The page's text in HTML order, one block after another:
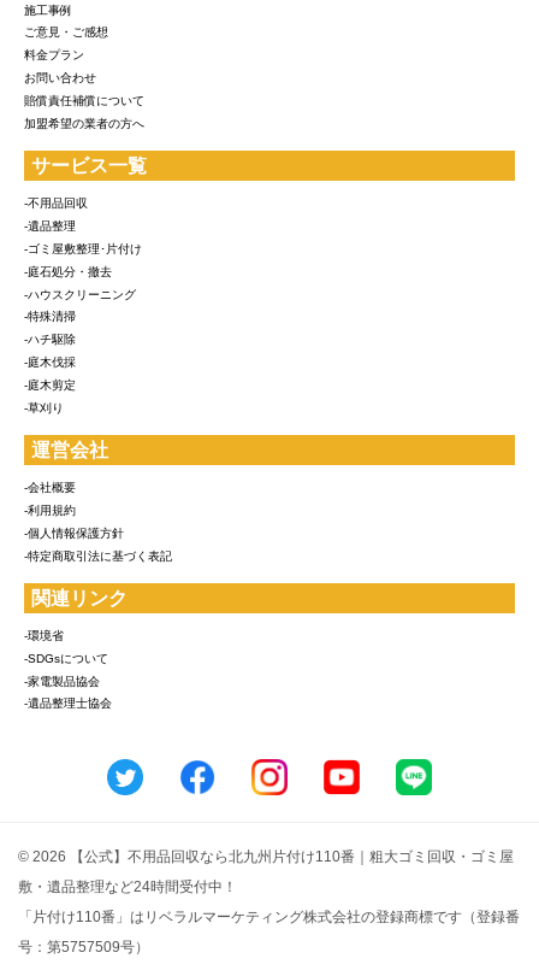
施工事例
ご意見・ご感想
料金プラン
お問い合わせ
賠償責任補償について
加盟希望の業者の方へ
サービス一覧
-不用品回収
-遺品整理
-ゴミ屋敷整理･片付け
-庭石処分・撤去
-ハウスクリーニング
-特殊清掃
-ハチ駆除
-庭木伐採
-庭木剪定
-草刈り
運営会社
-会社概要
-利用規約
-個人情報保護方針
-特定商取引法に基づく表記
関連リンク
-環境省
-SDGsについて
-家電製品協会
-遺品整理士協会
© 2026 【公式】不用品回収なら北九州片付け110番｜粗大ゴミ回収・ゴミ屋
敷・遺品整理など24時間受付中！
「片付け110番」はリベラルマーケティング株式会社の登録商標です（登録番
号：第5757509号）